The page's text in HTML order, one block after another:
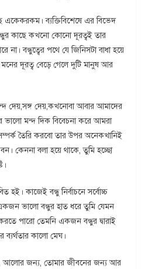
একেকরকম। ব্যক্তিবিশেষে এর বিভেদ
কাছে কখনো কোনো দূরত্বই তার
না। বন্ধুত্বের পথে যে জিনিসটা বাধা হয়ে
দূরত্ব বেড়ে গেলে দুটি মানুষ আর
দেয়,সঙ্গ দেয়,কখনোবা আবার আমাদের
ভালো মন্দ দিক বিবেচনা করে আমরা
তৈরি করবো তার উপর অনেকখানিই
কেননা বলা হয়ে থাকে, তুমি হচ্ছো
হই। কাজেই বন্ধু নির্বাচনে সর্বোচ্চ
ভালো বন্ধুর হাত ধরে তুমি যেমন
পারো তেমনি একজন বন্ধুর দ্বারাই
কালো মেঘ।
আলোর জন্য, তোমার জীবনের জন্য আর